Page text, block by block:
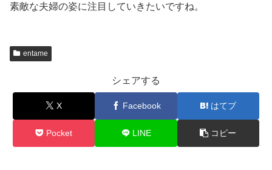
素敵な夫婦の姿に注目していきたいですね。
entame
シェアする
X Facebook はてブ
Pocket LINE コピー